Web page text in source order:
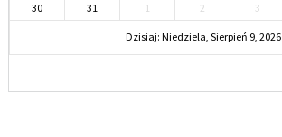
30
31 1 2 3
Dzisiaj: Niedziela, Sierpień 9, 2026